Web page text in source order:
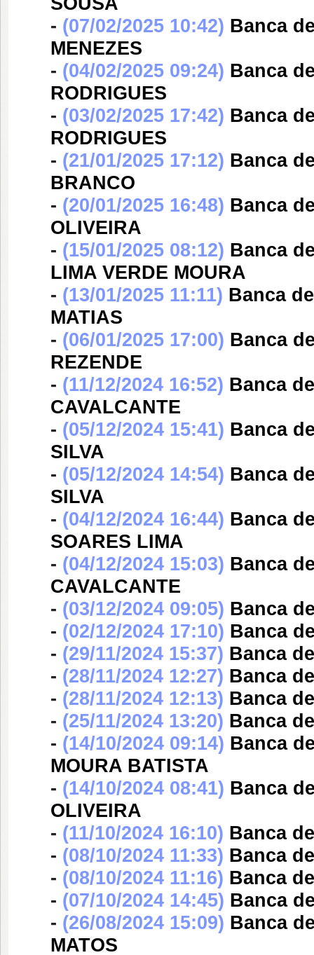
- (07/02/2025 10:42) Banca
MENEZES
- (04/02/2025 09:24) Banca
RODRIGUES
- (03/02/2025 17:42) Banca
RODRIGUES
- (21/01/2025 17:12) Banca
BRANCO
- (20/01/2025 16:48) Banca
OLIVEIRA
- (15/01/2025 08:12) Banca
LIMA VERDE MOURA
- (13/01/2025 11:11) Banca
MATIAS
- (06/01/2025 17:00) Banca
REZENDE
- (11/12/2024 16:52) Banca
CAVALCANTE
- (05/12/2024 15:41) Banca
SILVA
- (05/12/2024 14:54) Banca
SILVA
- (04/12/2024 16:44) Banca
SOARES LIMA
- (04/12/2024 15:03) Banca
CAVALCANTE
- (03/12/2024 09:05) Banca
- (02/12/2024 17:10) Banca
- (29/11/2024 15:37) Banca
- (28/11/2024 12:27) Banca
- (28/11/2024 12:13) Banca
- (25/11/2024 13:20) Banca
- (14/10/2024 09:14) Banca
MOURA BATISTA
- (14/10/2024 08:41) Banca
OLIVEIRA
- (11/10/2024 16:10) Banca
- (08/10/2024 11:33) Banca
- (08/10/2024 11:16) Banca
- (07/10/2024 14:45) Banca
- (26/08/2024 15:09) Banca
MATOS